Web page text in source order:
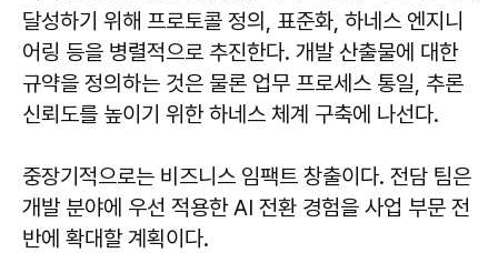
달성하기 위해 프로토콜 정의, 표준화, 하네스 엔지니
어링 등을 병렬적으로 추진한다. 개발 산출물에 대한
규약을 정의하는 것은 물론 업무 프로세스 통일, 추론
신뢰도를 높이기 위한 하네스 체계 구축에 나선다.
중장기적으로는 비즈니스 임팩트 창출이다. 전담 팀은
개발 분야에 우선 적용한 AI 전환 경험을 사업 부문 전
반에 확대할 계획이다.